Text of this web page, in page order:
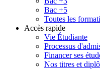
Bac +5
Toutes les
Accès rapide
Vie Étudiante
Processus
Financer ses
Nos titres et